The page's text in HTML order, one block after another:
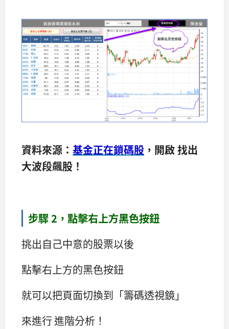
資料來源： 基金正在鎖碼股 ，開啟 找出
大波段飆股！
步驟 2，點擊右上方黑色按鈕
挑出自己中意的股票以後
點擊右上方的黑色按鈕
就可以把頁面切換到「籌碼透視鏡」
來進行 進階分析！